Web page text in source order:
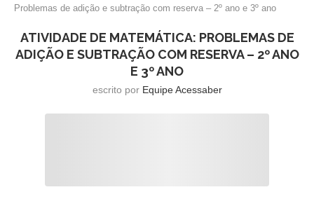
Problemas de adição e subtração com reserva – 2º ano e 3º ano
ATIVIDADE DE MATEMÁTICA: PROBLEMAS DE
ADIÇÃO E SUBTRAÇÃO COM RESERVA – 2º ANO
E 3º ANO
escrito por Equipe Acessaber